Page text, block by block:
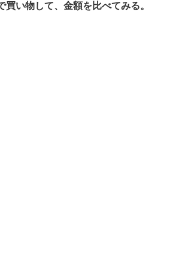
買い物して、金額を比べてみる。